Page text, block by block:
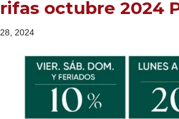
octubre 2024
2024